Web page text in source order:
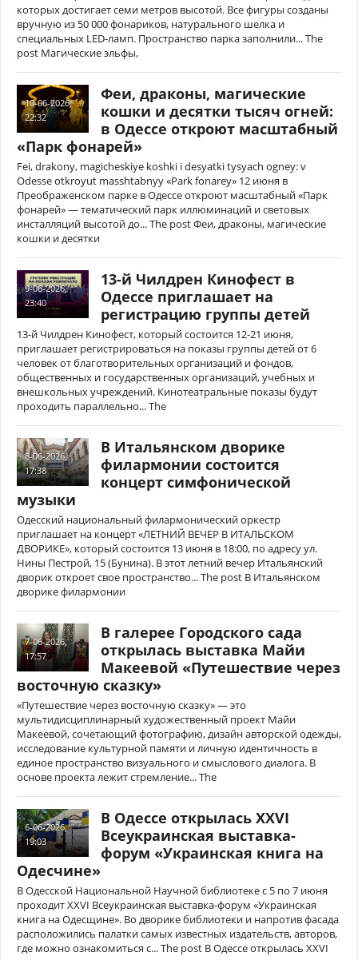
которых достигает семи метров высотой. Все фигуры созданы
вручную из 50 000 фонариков, натурального шелка и
специальных LED-ламп. Пространство парка заполнили... The
post Магические эльфы,
10-06-2026,
22:32
Феи, драконы, магические
кошки и десятки тысяч огней:
в Одессе откроют масштабный
«Парк фонарей»
Fei, drakony, magicheskiye koshki i desyatki tysyach ogney: v
Odesse otkroyut masshtabnyy «Park fonarey» 12 июня в
Преображенском парке в Одессе откроют масштабный «Парк
фонарей» — тематический парк иллюминаций и световых
инсталляций высотой до... The post Феи, драконы, магические
кошки и десятки
9-06-2026,
23:40
13-й Чилдрен Кинофест в
Одессе приглашает на
регистрацию группы детей
13-й Чилдрен Кинофест, который состоится 12-21 июня,
приглашает регистрироваться на показы группы детей от 6
человек от благотворительных организаций и фондов,
общественных и государственных организаций, учебных и
внешкольных учреждений. Кинотеатральные показы будут
проходить параллельно... The
8-06-2026,
17:38
В Итальянском дворике
филармонии состоится
концерт симфонической
музыки
Одесский национальный филармонический оркестр
приглашает на концерт «ЛЕТНИЙ ВЕЧЕР В ИТАЛЬСКОМ
ДВОРИКЕ», который состоится 13 июня в 18:00, по адресу ул.
Нины Пестрой, 15 (Бунина). В этот летний вечер Итальянский
дворик откроет свое пространство... The post В Итальянском
дворике филармонии
7-06-2026,
17:57
В галерее Городского сада
открылась выставка Майи
Макеевой «Путешествие через
восточную сказку»
«Путешествие через восточную сказку» — это
мультидисциплинарный художественный проект Майи
Макеевой, сочетающий фотографию, дизайн авторской одежды,
исследование культурной памяти и личную идентичность в
единое пространство визуального и смыслового диалога. В
основе проекта лежит стремление... The
6-06-2026,
19:03
В Одессе открылась XXVI
Всеукраинская выставка-
форум «Украинская книга на
Одесчине»
В Одесской Национальной Научной библиотеке с 5 по 7 июня
проходит XXVI Всеукраинская выставка-форум «Украинская
книга на Одесщине». Во дворике библиотеки и напротив фасада
расположились палатки самых известных издательств, авторов,
где можно ознакомиться с... The post В Одессе открылась XXVI